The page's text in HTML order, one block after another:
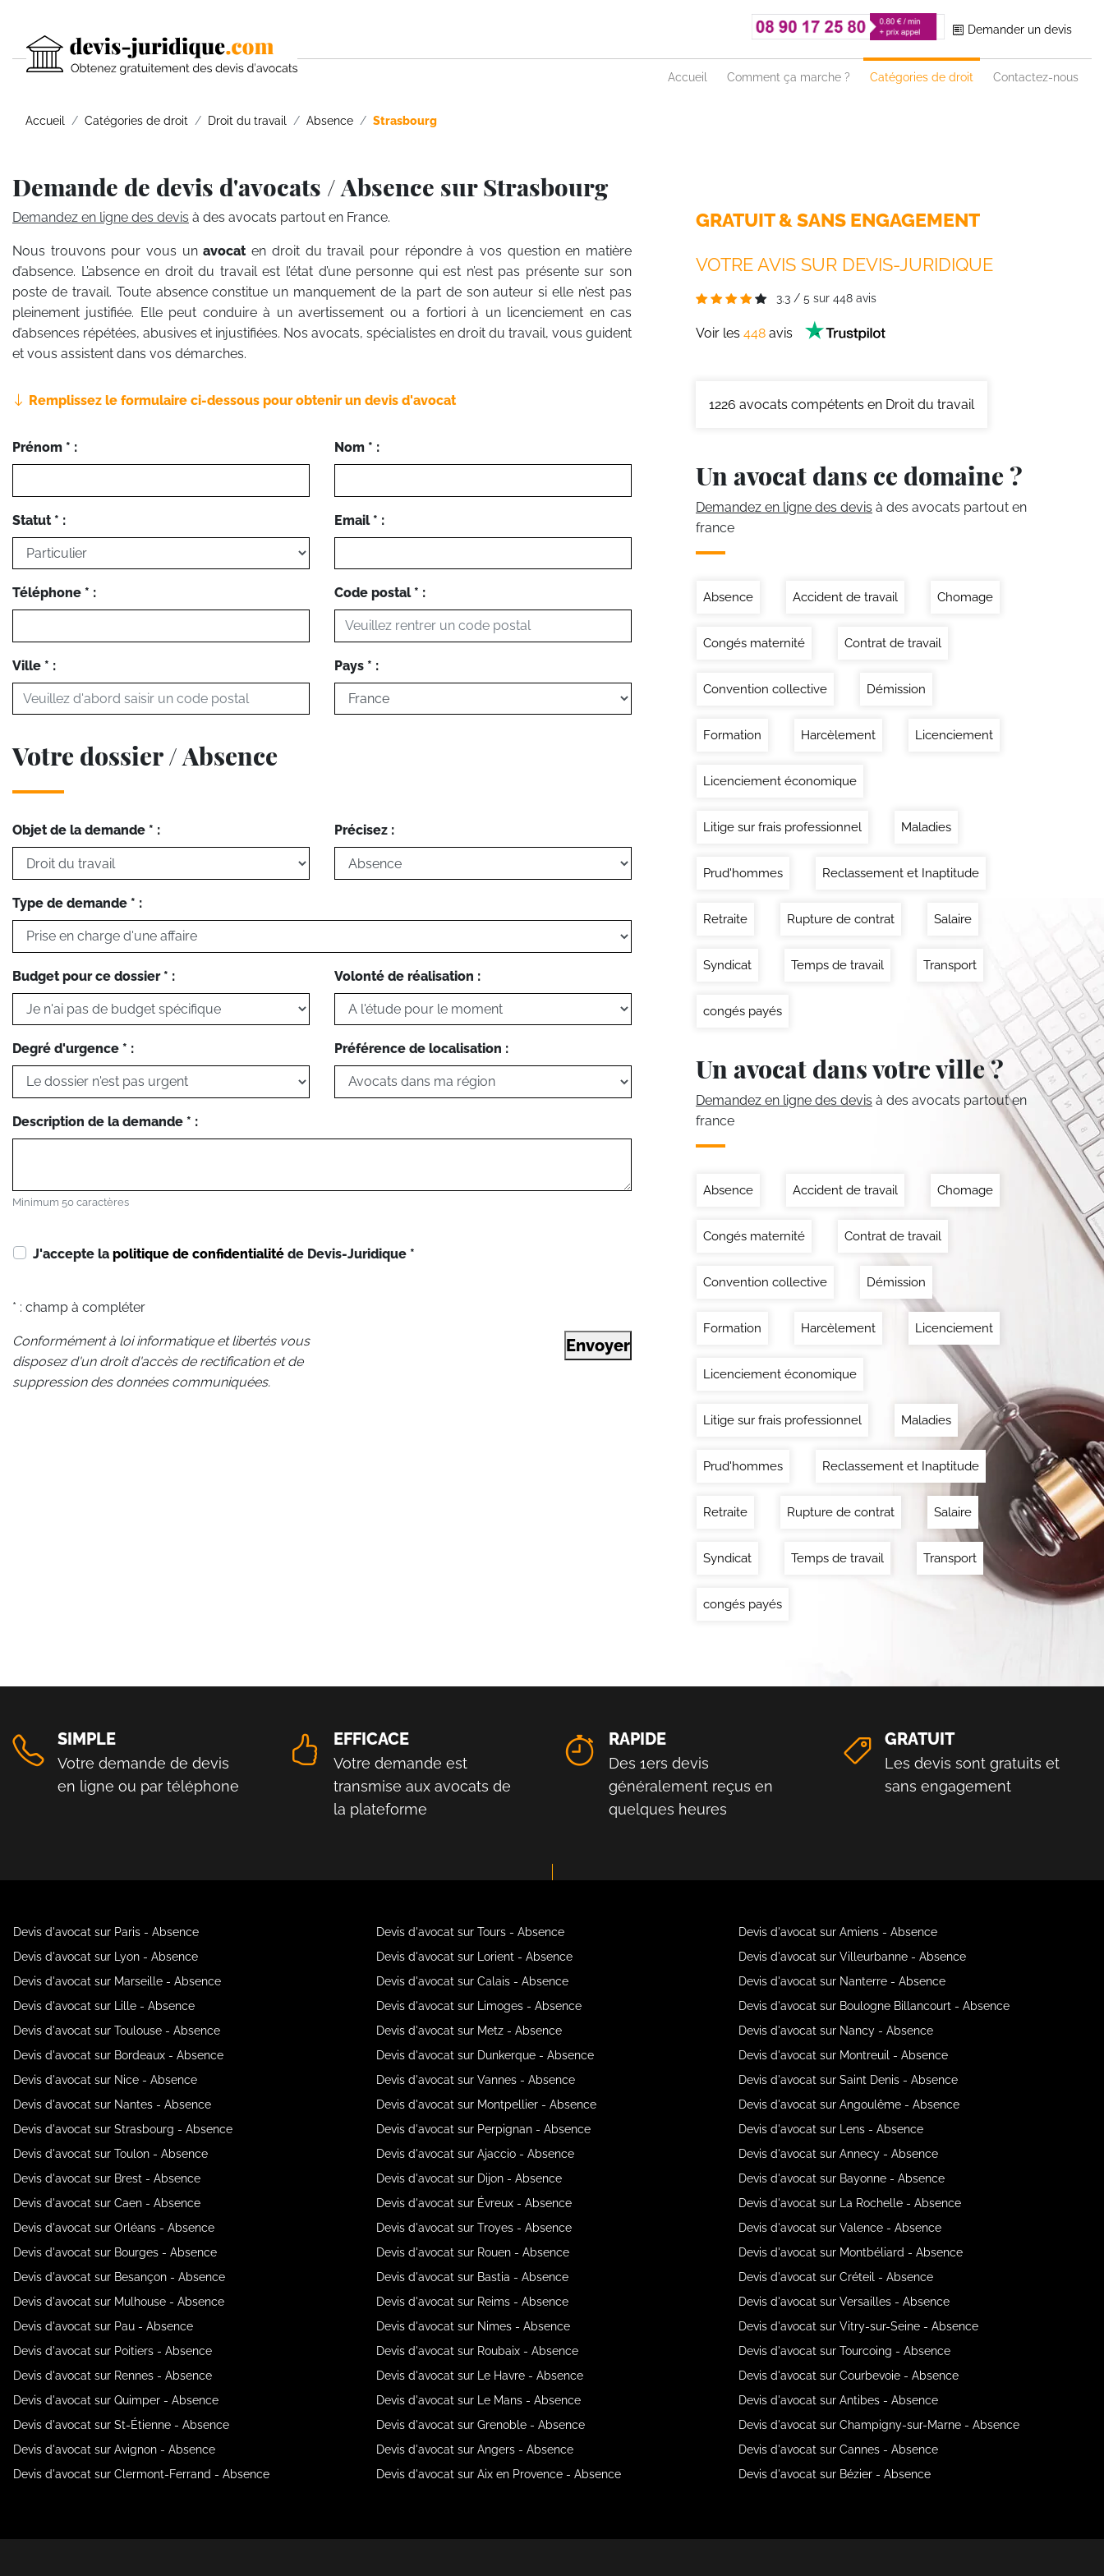
Demander un devis
Accueil Comment ça marche ? Catégories de droit Contactez-nous
Accueil Catégories de droit Droit du travail Absence Strasbourg
Demande de devis d'avocats / Absence sur Strasbourg
Demandez en ligne des devis à des avocats partout en France.
Nous trouvons pour vous unavocaten droit du travail pour répondre à vos question en matière
d’absence. L’absence en droit du travail est l’état d’une personne qui est n’est pas présente sur son
poste de travail. Toute absence constitue un manquement de la part de son auteur si elle n’est pas
pleinement justifiée. Elle peut conduire à un avertissement ou a fortiori à un licenciement en cas
d’absences répétées, abusives et injustifiées. Nos avocats, spécialistes en droit du travail, vous guident
et vous assistent dans vos démarches.
Remplissez le formulaire ci-dessous pour obtenir un devis d'avocat
Prénom * : Nom * :
Statut * : Email * :
Téléphone * : Code postal * :
Ville * : Pays * :
Votre dossier / Absence
Objet de la demande * : Précisez :
Type de demande * :
Budget pour ce dossier * : Volonté de réalisation :
Degré d'urgence * : Préférence de localisation :
Description de la demande * :
Minimum 50 caractères
J'accepte la politique de confidentialité de Devis-Juridique *
* : champ à compléter
Conformément à loi informatique et libertés vous
disposez d'un droit d'accès de rectification et de
suppression des données communiquées.
Envoyer
GRATUIT & SANS ENGAGEMENT
VOTRE AVIS SUR DEVIS-JURIDIQUE
3.3 / 5 sur 448 avis
Voir les 448 avis
1226 avocats compétents en Droit du travail
Un avocat dans ce domaine ?
Demandez en ligne des devis à des avocats partout en
france
Absence Accident de travail Chomage
Congés maternité Contrat de travail
Convention collective Démission
Formation Harcèlement Licenciement
Licenciement économique
Litige sur frais professionnel Maladies
Prud'hommes Reclassement et Inaptitude
Retraite Rupture de contrat Salaire
Syndicat Temps de travail Transport
congés payés
Un avocat dans votre ville ?
Demandez en ligne des devis à des avocats partout en
france
Absence Accident de travail Chomage
Congés maternité Contrat de travail
Convention collective Démission
Formation Harcèlement Licenciement
Licenciement économique
Litige sur frais professionnel Maladies
Prud'hommes Reclassement et Inaptitude
Retraite Rupture de contrat Salaire
Syndicat Temps de travail Transport
congés payés
SIMPLE
Votre demande de devis
en ligne ou par téléphone
EFFICACE
Votre demande est
transmise aux avocats de
la plateforme
RAPIDE
Des 1ers devis
généralement reçus en
quelques heures
GRATUIT
Les devis sont gratuits et
sans engagement
Devis d'avocat sur Paris - Absence
Devis d'avocat sur Lyon - Absence
Devis d'avocat sur Marseille - Absence
Devis d'avocat sur Lille - Absence
Devis d'avocat sur Toulouse - Absence
Devis d'avocat sur Bordeaux - Absence
Devis d'avocat sur Nice - Absence
Devis d'avocat sur Nantes - Absence
Devis d'avocat sur Strasbourg - Absence
Devis d'avocat sur Toulon - Absence
Devis d'avocat sur Brest - Absence
Devis d'avocat sur Caen - Absence
Devis d'avocat sur Orléans - Absence
Devis d'avocat sur Bourges - Absence
Devis d'avocat sur Besançon - Absence
Devis d'avocat sur Mulhouse - Absence
Devis d'avocat sur Pau - Absence
Devis d'avocat sur Poitiers - Absence
Devis d'avocat sur Rennes - Absence
Devis d'avocat sur Quimper - Absence
Devis d'avocat sur St-Étienne - Absence
Devis d'avocat sur Avignon - Absence
Devis d'avocat sur Clermont-Ferrand - Absence
Devis d'avocat sur Tours - Absence
Devis d'avocat sur Lorient - Absence
Devis d'avocat sur Calais - Absence
Devis d'avocat sur Limoges - Absence
Devis d'avocat sur Metz - Absence
Devis d'avocat sur Dunkerque - Absence
Devis d'avocat sur Vannes - Absence
Devis d'avocat sur Montpellier - Absence
Devis d'avocat sur Perpignan - Absence
Devis d'avocat sur Ajaccio - Absence
Devis d'avocat sur Dijon - Absence
Devis d'avocat sur Évreux - Absence
Devis d'avocat sur Troyes - Absence
Devis d'avocat sur Rouen - Absence
Devis d'avocat sur Bastia - Absence
Devis d'avocat sur Reims - Absence
Devis d'avocat sur Nimes - Absence
Devis d'avocat sur Roubaix - Absence
Devis d'avocat sur Le Havre - Absence
Devis d'avocat sur Le Mans - Absence
Devis d'avocat sur Grenoble - Absence
Devis d'avocat sur Angers - Absence
Devis d'avocat sur Aix en Provence - Absence
Devis d'avocat sur Amiens - Absence
Devis d'avocat sur Villeurbanne - Absence
Devis d'avocat sur Nanterre - Absence
Devis d'avocat sur Boulogne Billancourt - Absence
Devis d'avocat sur Nancy - Absence
Devis d'avocat sur Montreuil - Absence
Devis d'avocat sur Saint Denis - Absence
Devis d'avocat sur Angoulême - Absence
Devis d'avocat sur Lens - Absence
Devis d'avocat sur Annecy - Absence
Devis d'avocat sur Bayonne - Absence
Devis d'avocat sur La Rochelle - Absence
Devis d'avocat sur Valence - Absence
Devis d'avocat sur Montbéliard - Absence
Devis d'avocat sur Créteil - Absence
Devis d'avocat sur Versailles - Absence
Devis d'avocat sur Vitry-sur-Seine - Absence
Devis d'avocat sur Tourcoing - Absence
Devis d'avocat sur Courbevoie - Absence
Devis d'avocat sur Antibes - Absence
Devis d'avocat sur Champigny-sur-Marne - Absence
Devis d'avocat sur Cannes - Absence
Devis d'avocat sur Bézier - Absence